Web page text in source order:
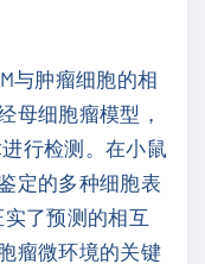
与肿瘤细胞的相
母细胞瘤模型，
行检测。在小鼠
定的多种细胞表
了预测的相互
瘤微环境的关键